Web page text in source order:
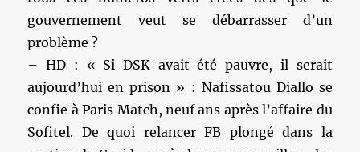
gouvernement veut se débarrasser d’un
problème ?
– HD : « Si DSK avait été pauvre, il serait
aujourd’hui en prison » : Nafissatou Diallo se
confie à Paris Match, neuf ans après l’affaire du
Sofitel. De quoi relancer FB plongé dans la